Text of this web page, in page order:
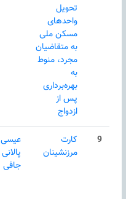
تحویل
واحدهای
مسکن ملی
به متقاضیان
مجرد، منوط
به
بهره‌برداری
پس از
ازدواج
9
کارت
مرزنشینان
عیسی
پالانی
جافی